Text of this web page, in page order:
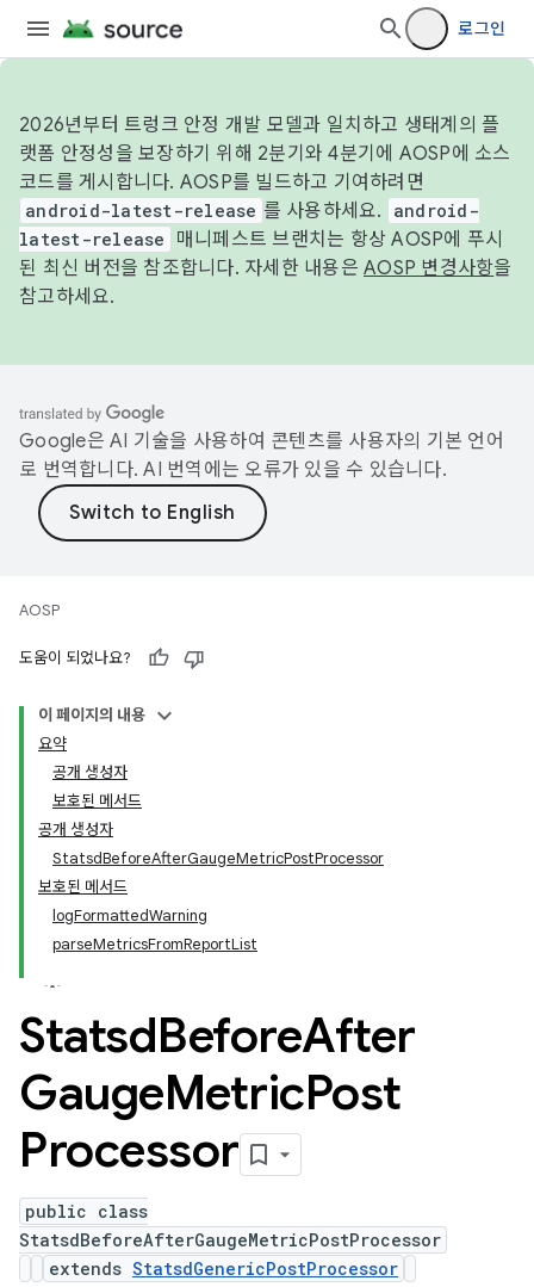
로그인
2026년부터 트렁크 안정 개발 모델과 일치하고 생태계의 플
랫폼 안정성을 보장하기 위해 2분기와 4분기에 AOSP에 소스
코드를 게시합니다. AOSP를 빌드하고 기여하려면
android-latest-release 를 사용하세요.
android-
latest-release
매니페스트 브랜치는 항상 AOSP에 푸시
된 최신 버전을 참조합니다. 자세한 내용은 AOSP 변경사항을
참고하세요.
Google은 AI 기술을 사용하여 콘텐츠를 사용자의 기본 언어
로 번역합니다. AI 번역에는 오류가 있을 수 있습니다.
AOSP
도움이 되었나요?
이 페이지의 내용
요약
공개 생성자
보호된 메서드
공개 생성자
StatsdBeforeAfterGaugeMetricPostProcessor
보호된 메서드
logFormattedWarning
parseMetricsFromReportList
StatsdBeforeAfter
GaugeMetricPost
Processor
public class
StatsdBeforeAfterGaugeMetricPostProcessor
extends StatsdGenericPostProcessor